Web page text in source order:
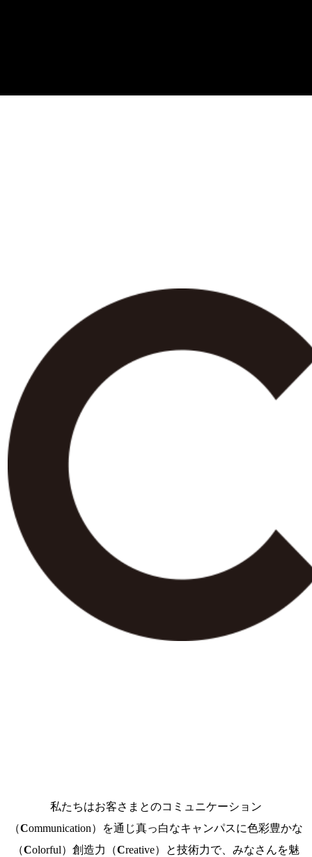
私たちはお客さまとのコミュニケーション
（Communication）を通じ真っ白なキャンパスに色彩豊かな
（Colorful）創造力（Creative）と技術力で、みなさんを魅